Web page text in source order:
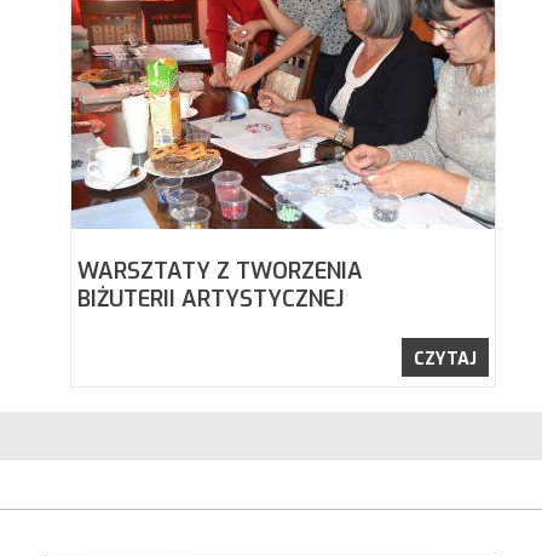
WARSZTATY Z TWORZENIA
BIŻUTERII ARTYSTYCZNEJ
CZYTAJ